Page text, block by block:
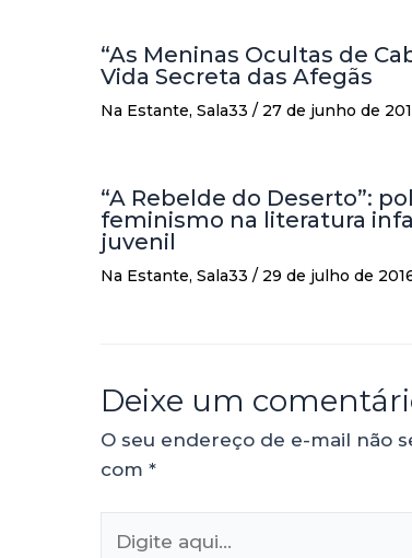
“As Meninas Ocultas de
Vida Secreta das Afegãs
Na Estante, Sala33 / 27 de junho de
“A Rebelde do Deserto”:
feminismo na literatura
juvenil
Na Estante, Sala33 / 29 de julho de
Deixe um
O seu endereço de e-mail não
com *